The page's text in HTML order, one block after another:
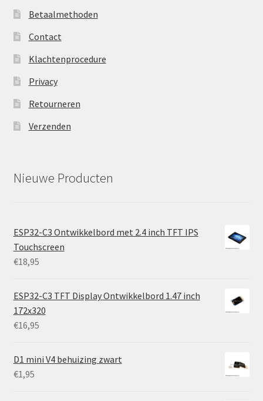
Betaalmethoden
Contact
Klachtenprocedure
Privacy
Retourneren
Verzenden
Nieuwe Producten
ESP32-C3 Ontwikkelbord met 2.4 inch TFT IPS
Touchscreen
€18,95
ESP32-C3 TFT Display Ontwikkelbord 1.47 inch
172x320
€16,95
D1 mini V4 behuizing zwart
€1,95